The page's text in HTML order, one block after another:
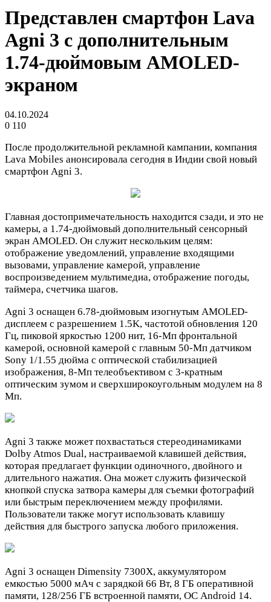
Представлен смартфон Lava
Agni 3 c дополнительным
1.74-дюймовым AMOLED-
экраном
04.10.2024
0 110
После продолжительной рекламной кампании, компания
Lava Mobiles анонсировала сегодня в Индии свой новый
смартфон Agni 3.
Главная достопримечательность находится сзади, и это не
камеры, а 1.74-дюймовый дополнительный сенсорный
экран AMOLED. Он служит нескольким целям:
отображение уведомлений, управление входящими
вызовами, управление камерой, управление
воспроизведением мультимедиа, отображение погоды,
таймера, счетчика шагов.
Agni 3 оснащен 6.78-дюймовым изогнутым AMOLED-
дисплеем с разрешением 1.5K, частотой обновления 120
Гц, пиковой яркостью 1200 нит, 16-Мп фронтальной
камерой, основной камерой с главным 50-Мп датчиком
Sony 1/1.55 дюйма с оптической стабилизацией
изображения, 8-Мп телеобъективом с 3-кратным
оптическим зумом и сверхширокоугольным модулем на 8
Мп.
Agni 3 также может похвастаться стереодинамиками
Dolby Atmos Dual, настраиваемой клавишей действия,
которая предлагает функции одиночного, двойного и
длительного нажатия. Она может служить физической
кнопкой спуска затвора камеры для съемки фотографий
или быстрым переключением между профилями.
Пользователи также могут использовать клавишу
действия для быстрого запуска любого приложения.
Agni 3 оснащен Dimensity 7300X, аккумулятором
емкостью 5000 мАч с зарядкой 66 Вт, 8 ГБ оперативной
памяти, 128/256 ГБ встроенной памяти, ОС Android 14.